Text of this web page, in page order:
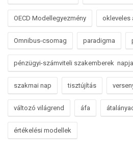
OECD Modellegyezmény okleveles
Omnibus-csomag paradigma
pénzügyi-számviteli szakemberek napja
szakmai nap tisztújítás
változó világrend áfa
értékelési modellek